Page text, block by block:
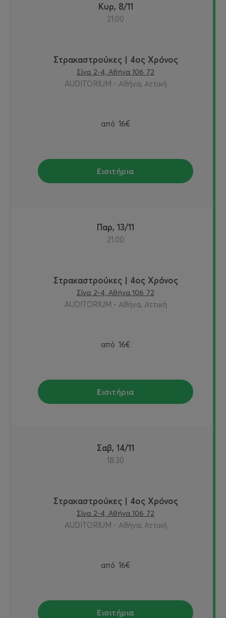
Κυρ, 8/11
21:00
Στρακαστρούκες | 4ος Χρόνος
Σίνα 2-4, Αθήνα 106 72
AUDITORIUM - Αθήνα, Αττική
από 16€
Εισιτήρια
Παρ, 13/11
21:00
Στρακαστρούκες | 4ος Χρόνος
Σίνα 2-4, Αθήνα 106 72
AUDITORIUM - Αθήνα, Αττική
από 16€
Εισιτήρια
Σαβ, 14/11
18:30
Στρακαστρούκες | 4ος Χρόνος
Σίνα 2-4, Αθήνα 106 72
AUDITORIUM - Αθήνα, Αττική
από 16€
Εισιτήρια